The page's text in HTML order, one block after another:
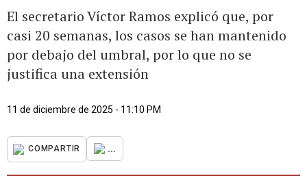
El secretario Víctor Ramos explicó que, por
casi 20 semanas, los casos se han mantenido
por debajo del umbral, por lo que no se
justifica una extensión
11 de diciembre de 2025 - 11:10 PM
COMPARTIR ...